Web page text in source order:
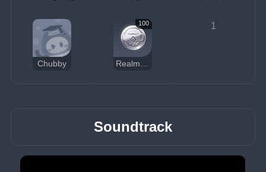
Chubby
100 1
Soundtrack